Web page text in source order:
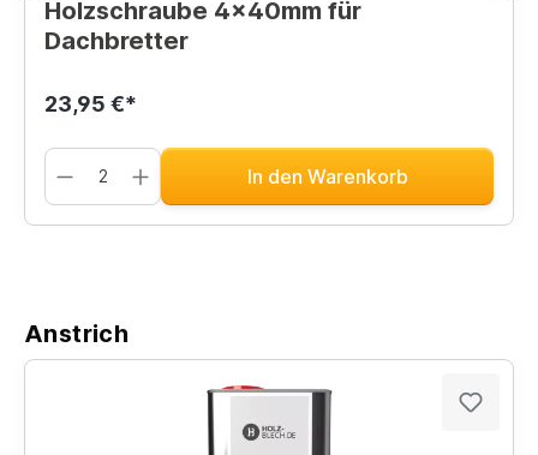
Holzschraube 4x40mm für
Dachbretter
23,95 €*
In den Warenkorb
Anstrich